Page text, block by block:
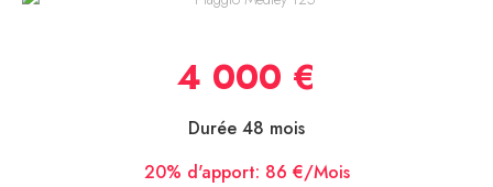
4 000 €
Durée 48 mois
20% d'apport: 86 €/Mois